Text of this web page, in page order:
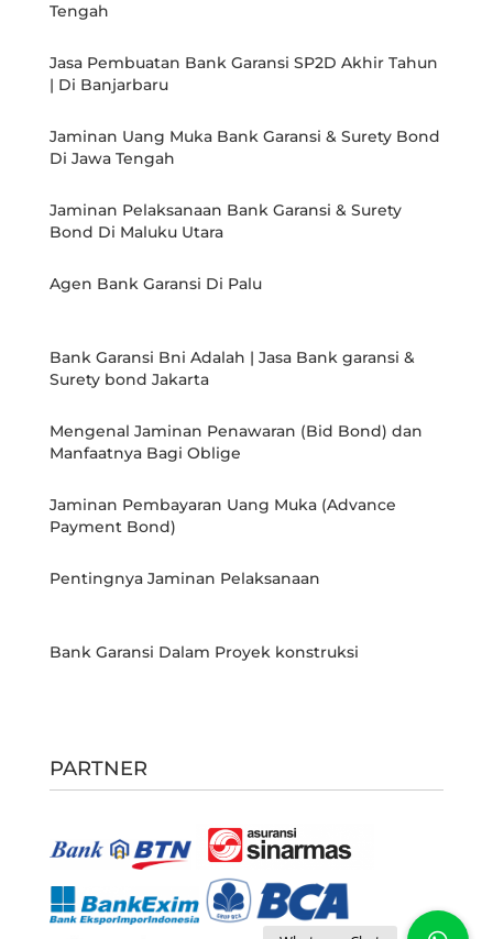
Tengah
Jasa Pembuatan Bank Garansi SP2D Akhir Tahun
| Di Banjarbaru
Jaminan Uang Muka Bank Garansi & Surety Bond
Di Jawa Tengah
Jaminan Pelaksanaan Bank Garansi & Surety
Bond Di Maluku Utara
Agen Bank Garansi Di Palu
Bank Garansi Bni Adalah | Jasa Bank garansi &
Surety bond Jakarta
Mengenal Jaminan Penawaran (Bid Bond) dan
Manfaatnya Bagi Oblige
Jaminan Pembayaran Uang Muka (Advance
Payment Bond)
Pentingnya Jaminan Pelaksanaan
Bank Garansi Dalam Proyek konstruksi
PARTNER